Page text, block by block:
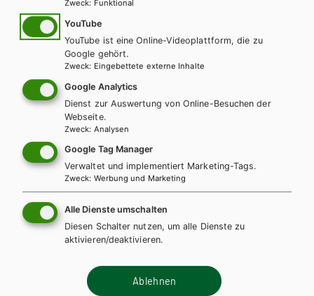
BS GEWERBLICH HUT
Fachkunde für Gärtner/-innen + Fachkunde
für Garten- und Landschaftsbau - Paket
(bestehend aus SBNR 14 und 110859)
Zweck: Funktional
YouTube
YouTube ist eine Online-Videoplattform, die zu
Google gehört.
Zweck: Eingebettete externe Inhalte
Google Analytics
Dienst zur Auswertung von Online-Besuchen der
Webseite.
Zweck: Analysen
Google Tag Manager
Verwaltet und implementiert Marketing-Tags.
Zweck: Werbung und Marketing
Alle Dienste umschalten
Diesen Schalter nutzen, um alle Dienste zu
aktivieren/deaktivieren.
Ablehnen